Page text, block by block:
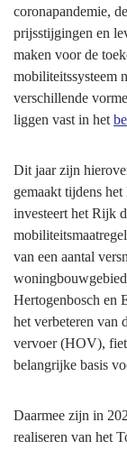
navigatie
Programma
coronapandemie,
prijsstijgingen en
maken voor de
mobiliteitssysteem
verschillende
liggen vast in het
Dit jaar zijn
gemaakt tijdens
investeert het Rijk
van een aantal
Hertogenbosch en
het verbeteren van
vervoer (HOV),
belangrijke basis
Daarmee zijn in
realiseren van het